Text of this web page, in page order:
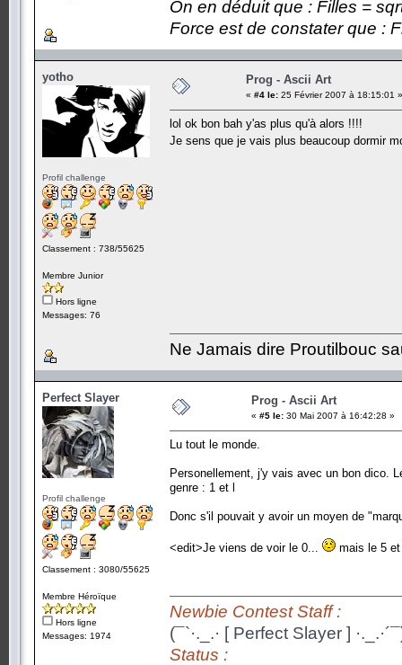
On en déduit que : Filles =
Force est de constater que :
yotho
Profil challenge
Classement : 738/55625
Membre Junior
Hors ligne
Messages: 76
Prog - Ascii Art
« #4 le: 25 Février 2007 à 18:15:01 »
lol ok bon bah y'as plus qu'à alors !!!!
Je sens que je vais plus beaucoup dormir
Ne Jamais dire Proutilbouc
Perfect Slayer
Profil challenge
Classement : 3080/55625
Membre Héroïque
Hors ligne
Messages: 1974
Prog - Ascii Art
« #5 le: 30 Mai 2007 à 16:42:28 »
Lu tout le monde.
Personellement, j'y vais avec un bon dico.
genre : 1 et l
Donc s'il pouvait y avoir un moyen de
<edit>Je viens de voir le 0... mais le 5
Newbie Contest Staff :
(¯`·._.· [ Perfect Slayer ]
Status :